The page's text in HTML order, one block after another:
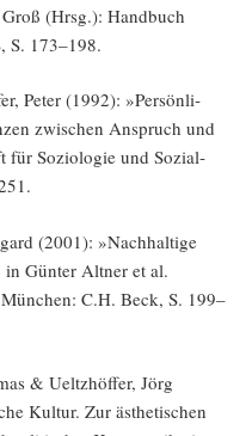
(Hrsg.): Hand­buch
S. 173–198.
Peter (1992): »Per­sön­li­
zwi­schen Anspruch und
für Sozio­lo­gie und Sozi­al­
(2001): »Nach­hal­ti­ge
Gün­ter Alt­ner et al.
C.H. Beck, S. 199–
& Ueltzhöf­fer, Jörg
Kul­tur. Zur ästhe­ti­schen